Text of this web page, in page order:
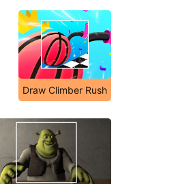
Draw Climber Rush